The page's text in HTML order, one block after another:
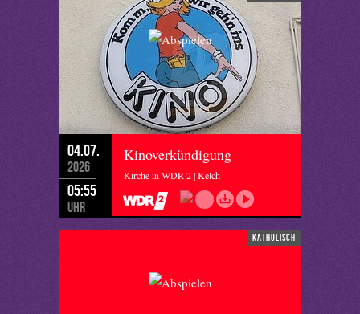
04.07.
2026
05:55
Uhr
Kinoverkündigung
Kirche in WDR 2 | Kelch
katholisch